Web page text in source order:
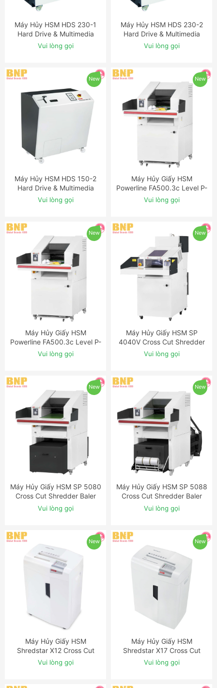
ĐẶT NGAY
Máy Hủy HSM HDS 230-1
Hard Drive & Multimedia
Shredder
Vui lòng gọi
ĐẶT NGAY
Máy Hủy HSM HDS 230-2
Hard Drive & Multimedia
Shredder
Vui lòng gọi
New
ĐẶT NGAY
Máy Hủy HSM HDS 150-2
Hard Drive & Multimedia
Shredder
Vui lòng gọi
New
ĐẶT NGAY
Máy Hủy Giấy HSM
Powerline FA500.3c Level P-
2 Strip Cut Industrial
Shredder
Vui lòng gọi
New
ĐẶT NGAY
Máy Hủy Giấy HSM
Powerline FA500.3c Level P-
3 Cross Cut Industrial
Shredder
Vui lòng gọi
New
ĐẶT NGAY
Máy Hủy Giấy HSM SP
4040V Cross Cut Shredder
Baler Combination
Vui lòng gọi
New
ĐẶT NGAY
Máy Hủy Giấy HSM SP 5080
Cross Cut Shredder Baler
Combination
Vui lòng gọi
New
ĐẶT NGAY
Máy Hủy Giấy HSM SP 5088
Cross Cut Shredder Baler
Combination
Vui lòng gọi
New
ĐẶT NGAY
Máy Hủy Giấy HSM
Shredstar X12 Cross Cut
Shredder
Vui lòng gọi
New
ĐẶT NGAY
Máy Hủy Giấy HSM
Shredstar X17 Cross Cut
Shredder
Vui lòng gọi